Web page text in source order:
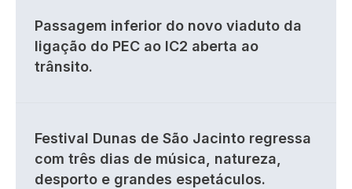
Passagem inferior do novo viaduto da
ligação do PEC ao IC2 aberta ao
trânsito.
Festival Dunas de São Jacinto regressa
com três dias de música, natureza,
desporto e grandes espetáculos.